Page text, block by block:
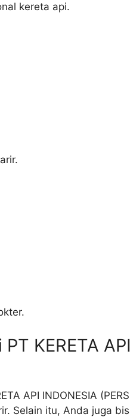
kereta api.
KERETA
API INDONESIA
Selain itu, Anda juga